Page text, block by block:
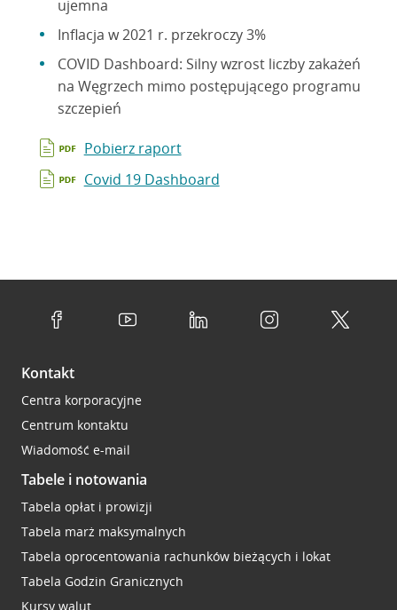
ujemna
Inflacja w 2021 r. przekroczy 3%
COVID Dashboard: Silny wzrost liczby zakażeń
na Węgrzech mimo postępującego programu
szczepień
Pobierz raport
Covid 19 Dashboard
Kontakt
Centra korporacyjne
Centrum kontaktu
Wiadomość e-mail
Tabele i notowania
Tabela opłat i prowizji
Tabela marż maksymalnych
Tabela oprocentowania rachunków bieżących i lokat
Tabela Godzin Granicznych
Kursy walut